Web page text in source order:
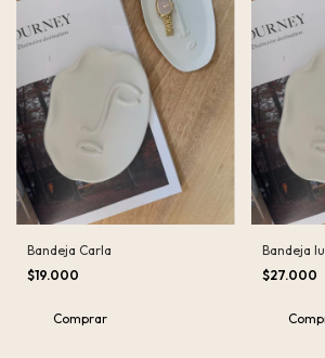
Bandeja Carla
$19.000
Bandeja lu
$27.000